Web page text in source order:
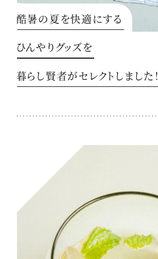
酷暑の夏を快適にする
ひんやりグッズを
暮らし賢者がセレクトしました！